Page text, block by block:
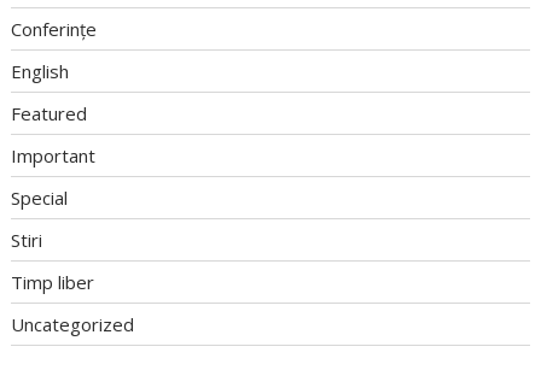
Conferințe
English
Featured
Important
Special
Stiri
Timp liber
Uncategorized